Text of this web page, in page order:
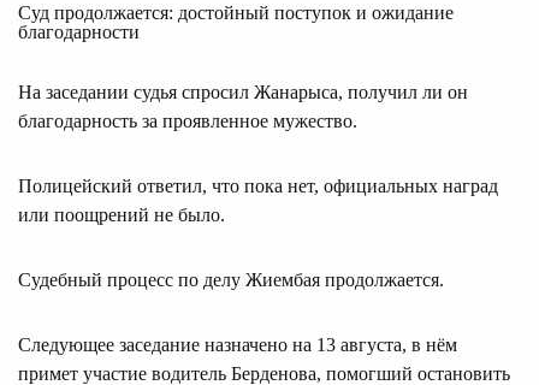
Суд продолжается: достойный поступок и ожидание
благодарности
На заседании судья спросил Жанарыса, получил ли он
благодарность за проявленное мужество.
Полицейский ответил, что пока нет, официальных наград
или поощрений не было.
Судебный процесс по делу Жиембая продолжается.
Следующее заседание назначено на 13 августа, в нём
примет участие водитель Берденова, помогший остановить